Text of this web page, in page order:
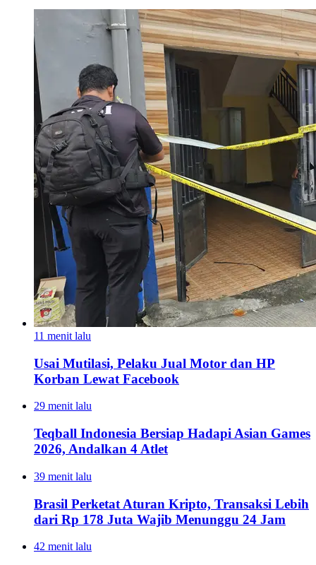
11 menit lalu
Usai Mutilasi, Pelaku Jual Motor dan HP
Korban Lewat Facebook
29 menit lalu
Teqball Indonesia Bersiap Hadapi Asian Games
2026, Andalkan 4 Atlet
39 menit lalu
Brasil Perketat Aturan Kripto, Transaksi Lebih
dari Rp 178 Juta Wajib Menunggu 24 Jam
42 menit lalu